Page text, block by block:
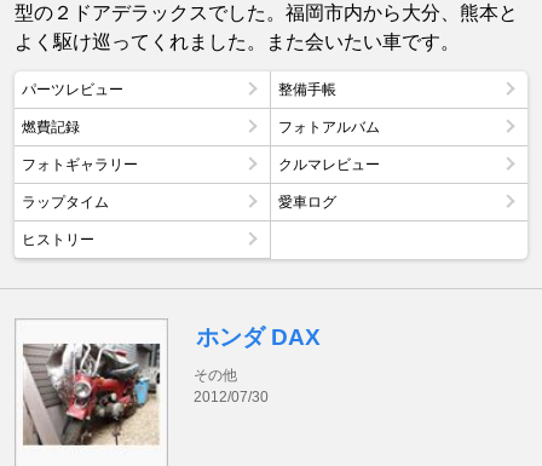
型の２ドアデラックスでした。福岡市内から大分、熊本と
よく駆け巡ってくれました。また会いたい車です。
パーツレビュー 整備手帳
燃費記録 フォトアルバム
フォトギャラリー クルマレビュー
ラップタイム 愛車ログ
ヒストリー
ホンダ DAX
その他
2012/07/30